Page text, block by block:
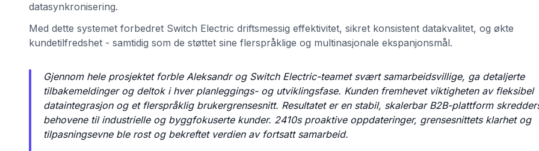
datasynkronisering.
Med dette systemet forbedret Switch Electric driftsmessig effektivitet, sikret konsistent datakvalitet, og økte
kundetilfredshet - samtidig som de støttet sine flerspråklige og multinasjonale ekspanjonsmål.
Gjennom hele prosjektet forble Aleksandr og Switch Electric-teamet svært samarbeidsvillige, ga detaljerte
tilbakemeldinger og deltok i hver planleggings- og utviklingsfase. Kunden fremhevet viktigheten av fleksibel
dataintegrasjon og et flerspråklig brukergrensesnitt. Resultatet er en stabil, skalerbar B2B-plattform
behovene til industrielle og byggfokuserte kunder. 2410s proaktive oppdateringer, grensesnittets klarhet og
tilpasningsevne ble rost og bekreftet verdien av fortsatt samarbeid.